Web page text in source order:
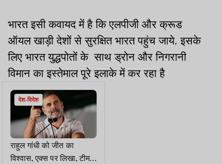
भारत इसी कवायद में है कि एलपीजी और क्रूड
ऑयल खाड़ी देशों से सुरक्षित भारत पहुंच जाये. इसके
लिए भारत युद्धपोतों के साथ ड्रोन और निगरानी
विमान का इस्तेमाल पूरे इलाके में कर रहा है
देश-विदेश
राहुल गांधी को जीत का
विश्वास, एक्स पर लिखा, टीम